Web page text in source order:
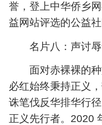
誉，登上中华侨乡
益网站评选的公益社
名片八：声讨辱
面对赤裸裸的种
必红始终秉持正义
诛笔伐反华排华行
正义先行者。2020